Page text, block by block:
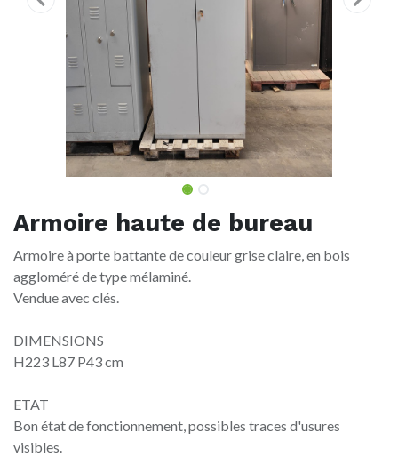
Armoire haute de bureau
Armoire à porte battante de couleur grise claire, en bois
aggloméré de type mélaminé.
Vendue avec clés.
DIMENSIONS
H223 L87 P43 cm
ETAT
Bon état de fonctionnement, possibles traces d'usures
visibles.